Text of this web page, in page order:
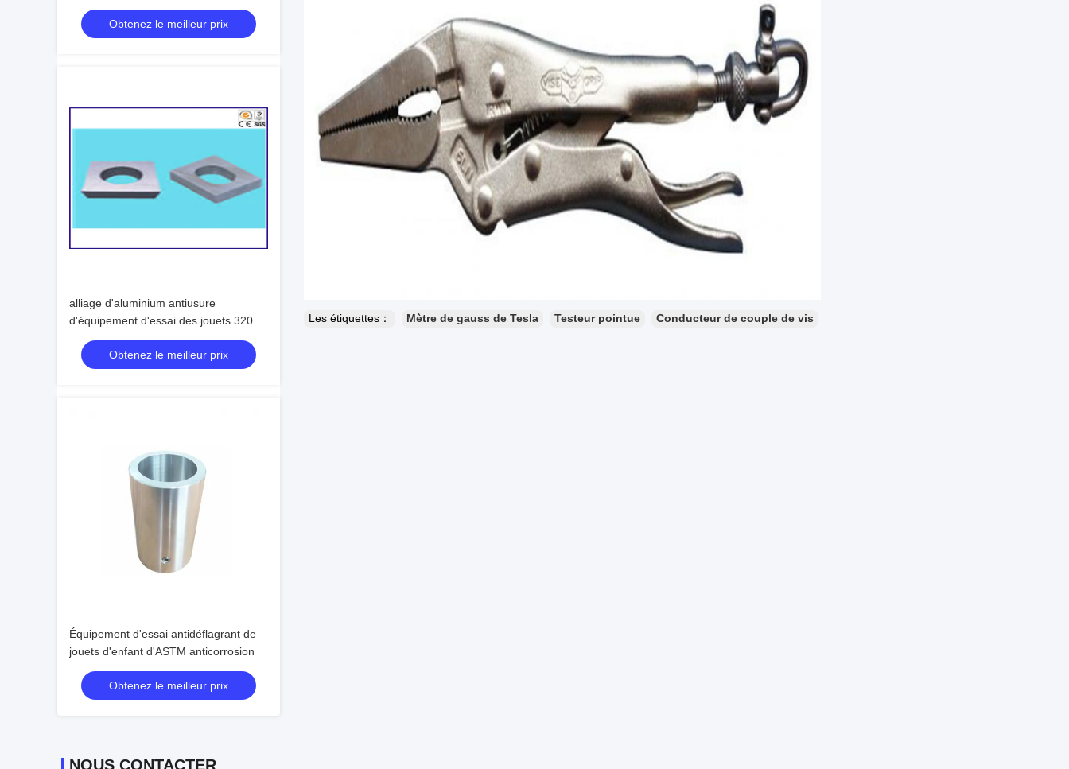
mêlent bébé Toy Tester
Obtenez le meilleur prix
alliage d'aluminium antiusure
d'équipement d'essai des jouets 320g
étanche à l'humidité
Obtenez le meilleur prix
Équipement d'essai antidéflagrant de
jouets d'enfant d'ASTM anticorrosion
Obtenez le meilleur prix
NOUS CONTACTER
Les étiquettes： Mètre de gauss de Tesla Testeur pointue Conducteur de couple de vis